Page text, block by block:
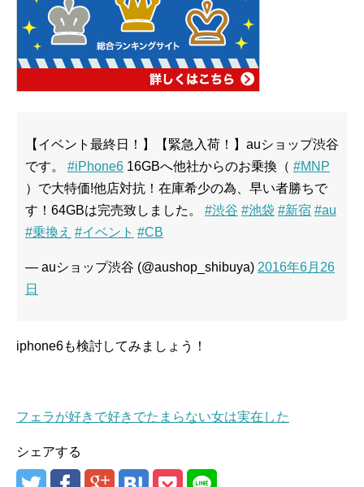
【イベント最終日！】【緊急入荷！】auショップ渋谷
です。 #iPhone6 16GBへ他社からのお乗換（ #MNP
）で大特価!他店対抗！在庫希少の為、早い者勝ちで
す！64GBは完売致しました。 #渋谷 #池袋 #新宿 #au
#乗換え #イベント #CB
— auショップ渋谷 (@aushop_shibuya) 2016年6月26
日
iphone6も検討してみましょう！
フェラが好きで好きでたまらない女は実在した
シェアする